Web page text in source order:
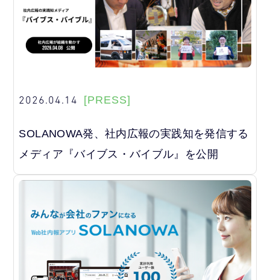
2026.04.14 [PRESS]
SOLANOWA発、社内広報の実践知を発信する
メディア『バイブス・バイブル』を公開